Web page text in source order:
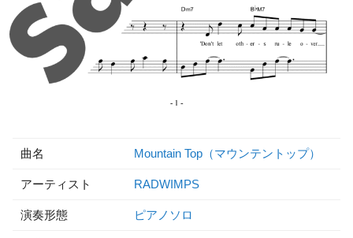
曲名 Mountain Top（マウンテントップ）
アーティスト RADWIMPS
演奏形態 ピアノソロ